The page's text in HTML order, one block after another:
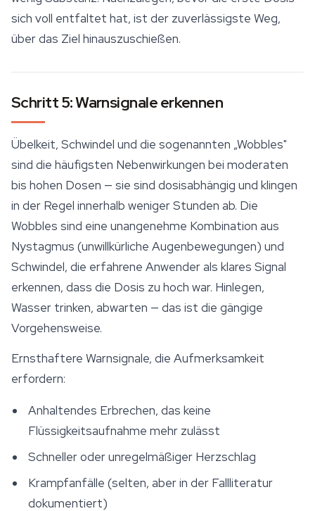
sich voll entfaltet hat, ist der zuverlässigste Weg,
über das Ziel hinauszuschießen.
Schritt 5: Warnsignale erkennen
Übelkeit, Schwindel und die sogenannten „Wobbles"
sind die häufigsten Nebenwirkungen bei moderaten
bis hohen Dosen — sie sind dosisabhängig und klingen
in der Regel innerhalb weniger Stunden ab. Die
Wobbles sind eine unangenehme Kombination aus
Nystagmus (unwillkürliche Augenbewegungen) und
Schwindel, die erfahrene Anwender als klares Signal
erkennen, dass die Dosis zu hoch war. Hinlegen,
Wasser trinken, abwarten — das ist die gängige
Vorgehensweise.
Ernsthaftere Warnsignale, die Aufmerksamkeit
erfordern:
Anhaltendes Erbrechen, das keine
Flüssigkeitsaufnahme mehr zulässt
Schneller oder unregelmäßiger Herzschlag
Krampfanfälle (selten, aber in der Fallliteratur
dokumentiert)